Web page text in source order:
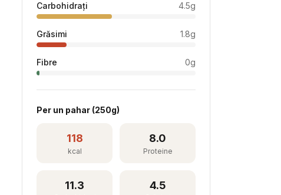
Carbohidrați 4.5g
Grăsimi 1.8g
Fibre 0g
Per un pahar (250g)
118
kcal
8.0
Proteine
11.3 4.5